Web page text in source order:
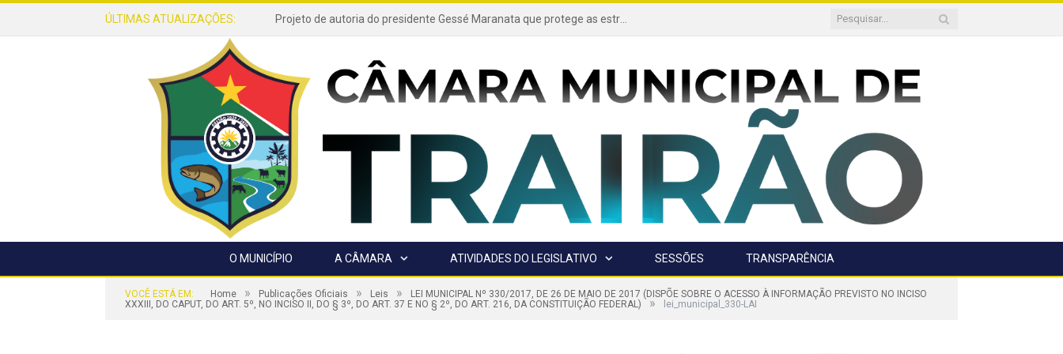
ÚLTIMAS ATUALIZAÇÕES: Projeto de autoria do presidente Gessé Maranata que protege as estradas vicinais de Trairão é transformado em lei
O MUNICÍPIO A CÂMARA ATIVIDADES DO LEGISLATIVO SESSÕES TRANSPARÊNCIA
VOCÊ ESTÁ EM: Home » Publicações Oficiais » Leis »
LEI MUNICIPAL Nº 330/2017, DE 26 DE MAIO DE 2017 (DISPÕE SOBRE O ACESSO À INFORMAÇÃO PREVISTO NO INCISO
XXXIII, DO CAPUT, DO ART. 5º, NO INCISO II, DO § 3º, DO ART. 37 E NO § 2º, DO ART. 216, DA CONSTITUIÇÃO FEDERAL)
» lei_municipal_330-LAI